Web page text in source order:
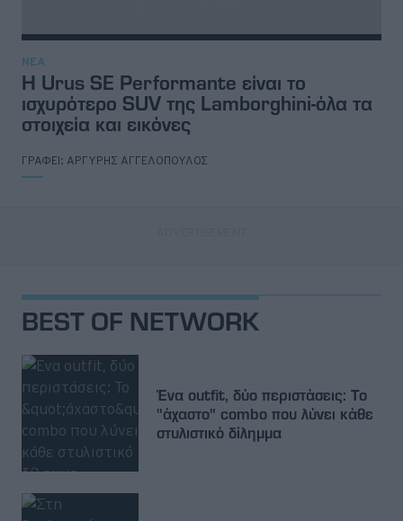
ΝΕΑ
H Urus SE Performante είναι το
ισχυρότερο SUV της Lamborghini-όλα τα
στοιχεία και εικόνες
ΓΡΑΦΕΙ: ΑΡΓΥΡΗΣ ΑΓΓΕΛΟΠΟΥΛΟΣ
BEST OF NETWORK
Ένα outfit, δύο περιστάσεις: Το
"άχαστο" combo που λύνει κάθε
στυλιστικό δίλημμα